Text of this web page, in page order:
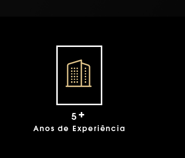
6+
Anos de Experiência